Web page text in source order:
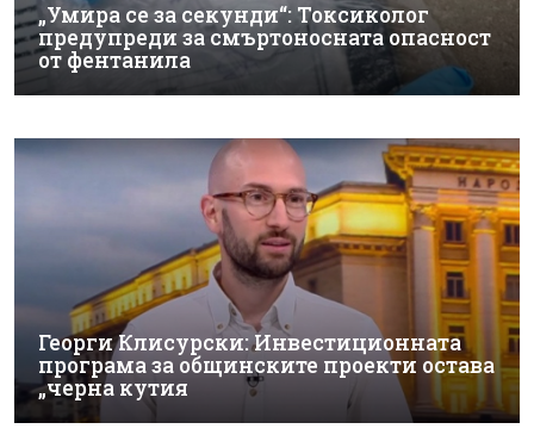
„Умира се за секунди“: Токсиколог
предупреди за смъртоносната опасност
от фентанила
Георги Клисурски: Инвестиционната
програма за общинските проекти остава
„черна кутия